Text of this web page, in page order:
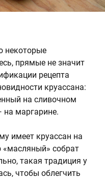
некоторые
прямые не значит
рецепта
круассана:
на сливочном
на маргарине.
имеет круассан на
«масляный» собрат
такая традиция у
чтобы облегчить